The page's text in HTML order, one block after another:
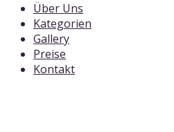
Über Uns
Kategorien
Gallery
Preise
Kontakt